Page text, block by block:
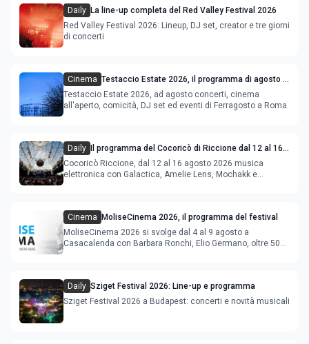
Daily La line-up completa del Red Valley Festival 2026
Red Valley Festival 2026: Lineup, DJ set, creator e tre giorni
di concerti
Cinema Testaccio Estate 2026, il programma di agosto e
Ferragosto
Testaccio Estate 2026, ad agosto concerti, cinema
all'aperto, comicità, DJ set ed eventi di Ferragosto a Roma.
Daily Il programma del Cocoricò di Riccione dal 12 al 16
agosto 2026
Cocoricò Riccione, dal 12 al 16 agosto 2026 musica
elettronica con Galactica, Amelie Lens, Mochakk e
Cinema MoliseCinema 2026, il programma del festival
MoliseCinema 2026 si svolge dal 4 al 9 agosto a
Casacalenda con Barbara Ronchi, Elio Germano, oltre 50
Daily Sziget Festival 2026: Line-up e programma
Sziget Festival 2026 a Budapest: concerti e novità musicali